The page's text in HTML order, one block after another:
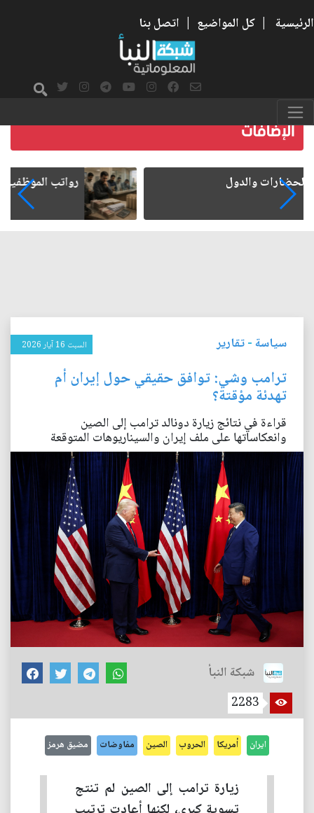
الرئيسية | كل المواضيع | اتصل بنا
رواتب الموظفين على صفيح ساخن
سياسة-تقارير السبت 16 آيار 2026
ترامب وشي: توافق حقيقي حول إيران أم
تهدئة مؤقتة؟
قراءة في نتائج زيارة دونالد ترامب إلى الصين
وانعكاساتها على ملف إيران والسيناريوهات المتوقعة
شبكة النبأ
2283
ايران أمريكا الحروب الصين مفاوضات مضيق هرمز
زيارة ترامب إلى الصين لم تنتج